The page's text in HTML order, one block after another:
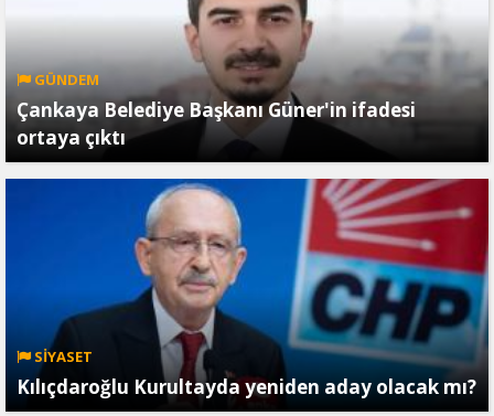
GÜNDEM
Çankaya Belediye Başkanı Güner'in ifadesi
ortaya çıktı
SİYASET
Kılıçdaroğlu Kurultayda yeniden aday olacak mı?